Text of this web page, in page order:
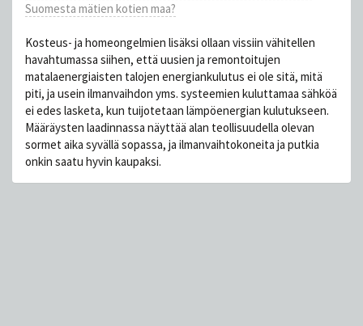
Suomesta mätien kotien maa?
Kosteus- ja homeongelmien lisäksi ollaan vissiin vähitellen
havahtumassa siihen, että uusien ja remontoitujen
matalaenergiaisten talojen energiankulutus ei ole sitä, mitä
piti, ja usein ilmanvaihdon yms. systeemien kuluttamaa sähköä
ei edes lasketa, kun tuijotetaan lämpöenergian kulutukseen.
Määräysten laadinnassa näyttää alan teollisuudella olevan
sormet aika syvällä sopassa, ja ilmanvaihtokoneita ja putkia
onkin saatu hyvin kaupaksi.